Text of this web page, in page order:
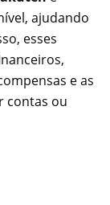
ajudando
esses
e as
contas ou